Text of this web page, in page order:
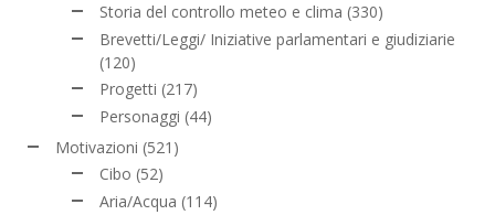
Storia del controllo meteo e clima (330)
Brevetti/Leggi/ Iniziative parlamentari e giudiziarie
(120)
Progetti (217)
Personaggi (44)
Motivazioni (521)
Cibo (52)
Aria/Acqua (114)